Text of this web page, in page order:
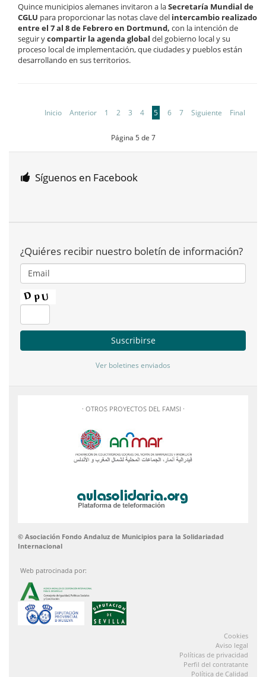
Quince municipios alemanes invitaron a laSecretaría Mundial de
CGLU para proporcionar las notas clave del intercambio realizado
entre el 7 al 8 de Febrero en Dortmund, con la intención de
seguir ycompartir la agenda global del gobierno local y su
proceso local de implementación, que ciudades y pueblos están
desarrollando en sus territorios.
Inicio Anterior 1 2 3 4 5 6 7 Siguiente Final
Página 5 de 7
Síguenos en Facebook
¿Quiéres recibir nuestro boletín de información?
Ver boletines enviados
· OTROS PROYECTOS DEL FAMSI ·
© Asociación Fondo Andaluz de Municipios para la Solidariadad
Internacional
Web patrocinada por:
Cookies
Aviso legal
Políticas de privacidad
Perfil del contratante
Política de Calidad